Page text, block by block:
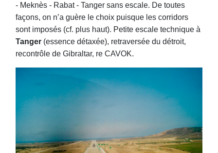
- Meknès - Rabat - Tanger sans escale. De toutes
façons, on n’a guère le choix puisque les corridors
sont imposés (cf. plus haut). Petite escale technique à
Tanger (essence détaxée), retraversée du détroit,
recontrôle de Gibraltar, re CAVOK.